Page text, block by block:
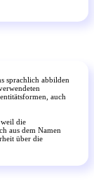
sprachlich abbilden
auch
weil die
aus dem Namen
über die